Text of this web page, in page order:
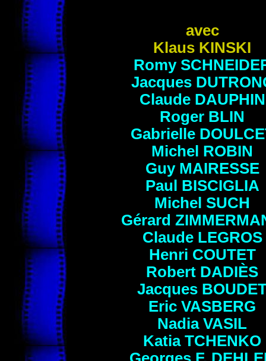
avec
Klaus KINSKI
Romy
Jacques
Claude DAUPHIN
Roger BLIN
Gabrielle
Michel ROBIN
Guy MAIRESSE
Paul BISCIGLIA
Michel SUCH
Gérard
Claude LEGROS
Henri COUTET
Robert DADIÈS
Jacques
Eric VASBERG
Nadia VASIL
Katia TCHENKO